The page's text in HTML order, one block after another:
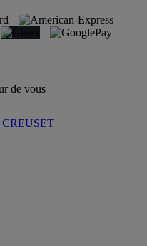
de vous